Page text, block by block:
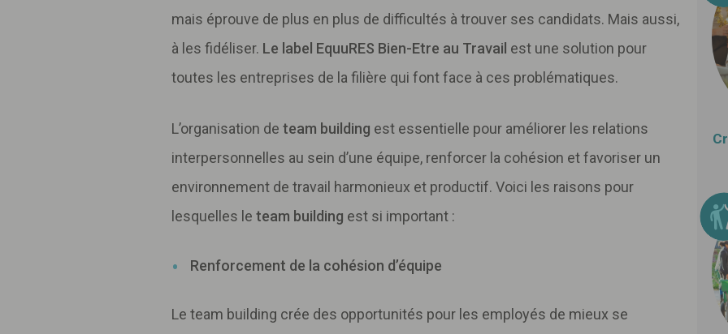
mais éprouve de plus en plus de difficultés à trouver ses candidats. Mais aussi,
à les fidéliser. Le label EquuRES Bien-Etre au Travail est une solution pour
toutes les entreprises de la filière qui font face à ces problématiques.
L’organisation deteam building est essentielle pour améliorer les relations
interpersonnelles au sein d’une équipe, renforcer la cohésion et favoriser un
environnement de travail harmonieux et productif. Voici les raisons pour
lesquelles leteam building est si important :
Renforcement de la cohésion d’équipe
Le team building crée des opportunités pour les employés de mieux se